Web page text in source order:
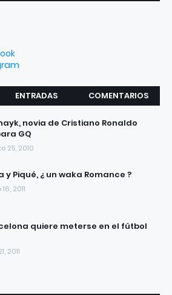
ENTRADAS
COMENTARIOS
novia de Cristiano Ronaldo
GQ
25, 2010
y Piqué, ¿ un waka Romance ?
2011
quiere meterse en el fútbol
2011